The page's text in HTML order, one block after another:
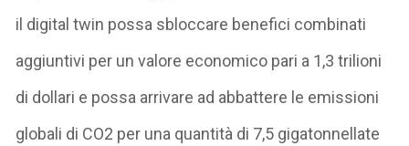
il digital twin possa sbloccare benefici combinati
aggiuntivi per un valore economico pari a 1,3 trilioni
di dollari e possa arrivare ad abbattere le emissioni
globali di CO2 per una quantità di 7,5 gigatonnellate